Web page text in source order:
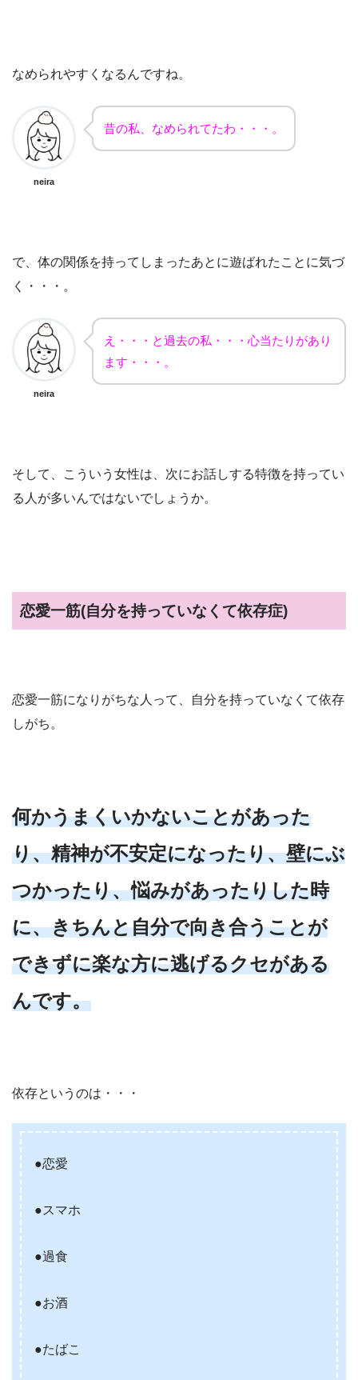
なめられやすくなるんですね。
neira
昔の私、なめられてたわ・・・。
で、体の関係を持ってしまったあとに遊ばれたことに気づ
く・・・。
neira
え・・・と過去の私・・・心当たりがあり
ます・・・。
そして、こういう女性は、次にお話しする特徴を持ってい
る人が多いんではないでしょうか。
恋愛一筋(自分を持っていなくて依存症)
恋愛一筋になりがちな人って、自分を持っていなくて依存
しがち。
何かうまくいかないことがあった
り、精神が不安定になったり、壁にぶ
つかったり、悩みがあったりした時
に、きちんと自分で向き合うことが
できずに楽な方に逃げるクセがある
んです。
依存というのは・・・
●恋愛
●スマホ
●過食
●お酒
●たばこ